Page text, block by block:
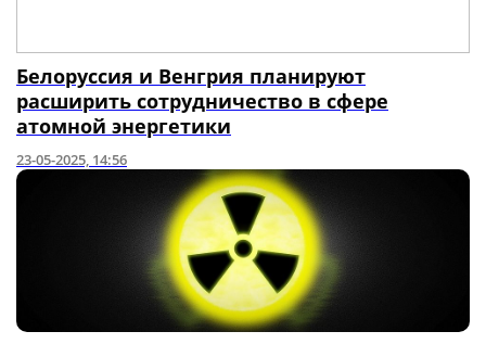
Белоруссия и Венгрия планируют
расширить сотрудничество в сфере
атомной энергетики
23-05-2025, 14:56